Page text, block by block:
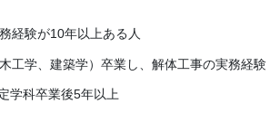
経験が10年以上ある人
工学、建築学）卒業し、解体工事の実務経験
学科卒業後5年以上